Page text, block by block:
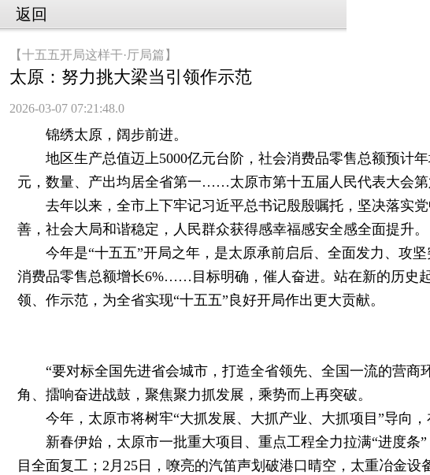
返回
【十五五开局这样干·厅局篇】
太原：努力挑大梁当引领作示范
2026-03-07 07:21:48.0
锦绣太原，阔步前进。
地区生产总值迈上5000亿元台阶，社会消费品零售总额预计年
元，数量、产出均居全省第一……太原市第十五届人民代表大会第
去年以来，全市上下牢记习近平总书记殷殷嘱托，坚决落实党
善，社会大局和谐稳定，人民群众获得感幸福感安全感全面提升。
今年是“十五五”开局之年，是太原承前启后、全面发力、攻坚
消费品零售总额增长6%……目标明确，催人奋进。站在新的历史
领、作示范，为全省实现“十五五”良好开局作出更大贡献。
“要对标全国先进省会城市，打造全省领先、全国一流的营商
角、擂响奋进战鼓，聚焦聚力抓发展，乘势而上再突破。
今年，太原市将树牢“大抓发展、大抓产业、大抓项目”导向，
新春伊始，太原市一批重大项目、重点工程全力拉满“进度条”
目全面复工；2月25日，嘹亮的汽笛声划破港口晴空，太重冶金